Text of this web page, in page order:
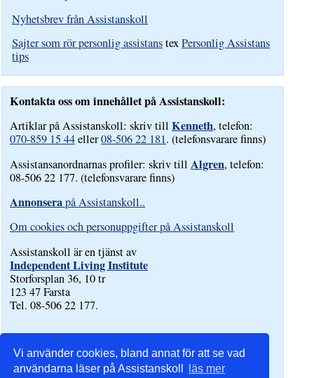
Vi använder cookies, bland annat för att se vad
användarna läser på Assistanskoll
läs mer
Nyhetsbrev från Assistanskoll
Sajter som rör personlig assistanstexPersonlig Assistans
tips
Kontakta oss om innehållet på Assistanskoll:
Artiklar på Assistanskoll: skriv tillKenneth, telefon:
070-859 15 44eller08-506 22 181. (telefonsvarare finns)
Assistansanordnarnas profiler: skriv tillAlgren, telefon:
08-506 22 177. (telefonsvarare finns)
Annonserapå Assistanskoll..
Om cookies och personuppgifter på Assistanskoll
Assistanskoll är en tjänst av
Independent Living Institute
Storforsplan 36, 10 tr
123 47 Farsta
Tel. 08-506 22 177.